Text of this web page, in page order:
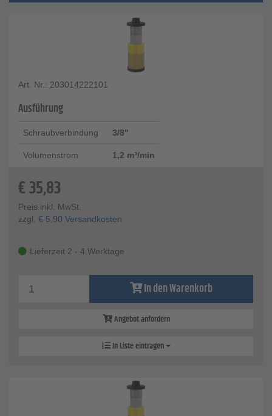
Art. Nr.: 203014222101
Ausführung
Schraubverbindung 3/8"
Volumenstrom 1,2 m³/min
€35,83
Preis inkl. MwSt.
zzgl. € 5,90 Versandkosten
Lieferzeit 2 - 4 Werktage
In den Warenkorb
Angebot anfordern
In Liste eintragen